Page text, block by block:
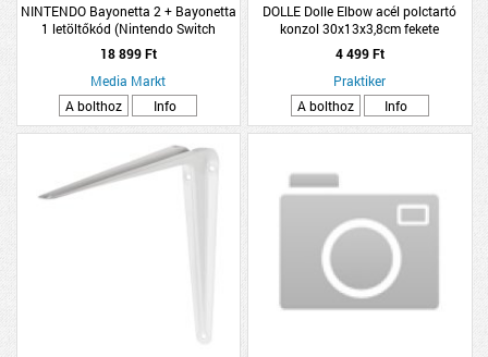
NINTENDO Bayonetta 2 + Bayonetta
1 letöltőkód (Nintendo Switch
Játékkártya)
18 899 Ft
Media Markt
A bolthoz
Info
DOLLE Dolle Elbow acél polctartó
konzol 30x13x3,8cm fekete
4 499 Ft
Praktiker
A bolthoz
Info